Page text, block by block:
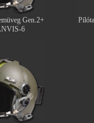
Gen.2+
6